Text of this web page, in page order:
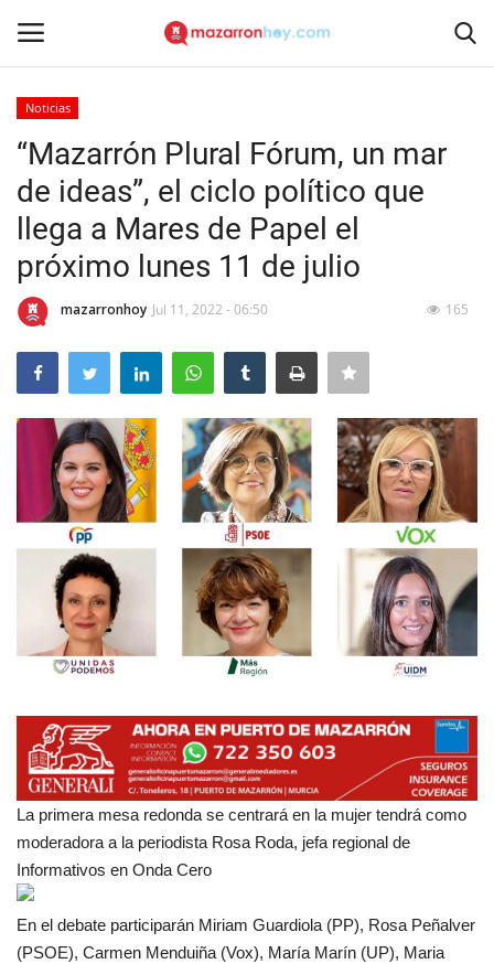
Inicio
Contacto
Noticias
Mazarrón Hoy
Entrevistas
Reportajes
Empresas
Mapa de Mazarrón
Vídeos
Contacto
Empresas
Noticias
“Mazarrón Plural Fórum, un mar
de ideas”, el ciclo político que
llega a Mares de Papel el
próximo lunes 11 de julio
mazarronhoy Jul 11, 2022 - 06:50 165
La primera mesa redonda se centrará en la mujer tendrá como
moderadora a la periodista Rosa Roda, jefa regional de
Informativos en Onda Cero
En el debate participarán Miriam Guardiola (PP), Rosa Peñalver
(PSOE), Carmen Menduiña (Vox), María Marín (UP), Maria